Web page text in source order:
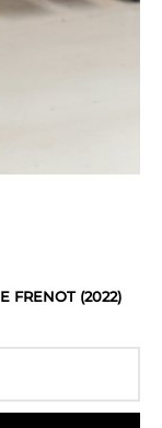
FRENOT (2022)